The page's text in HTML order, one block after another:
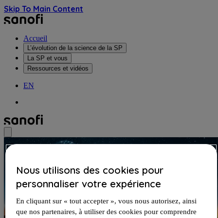
Skip To Main Content
Accueil
L’évolution de la science de la SP
La SP et vous
Ressources et vidéos
EN
Nous utilisons des cookies pour
personnaliser votre expérience
En cliquant sur « tout accepter », vous nous autorisez, ainsi
que nos partenaires, à utiliser des cookies pour comprendre